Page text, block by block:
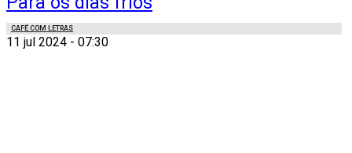
CAFÉ COM LETRAS
11 jul 2024 - 07:30